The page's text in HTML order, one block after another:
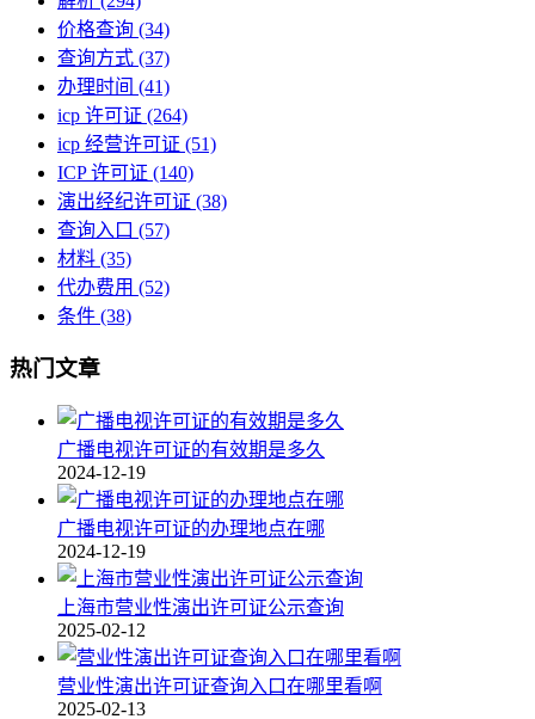
价格查询 (34)
查询方式 (37)
办理时间 (41)
icp 许可证 (264)
icp 经营许可证 (51)
ICP 许可证 (140)
演出经纪许可证 (38)
查询入口 (57)
材料 (35)
代办费用 (52)
条件 (38)
热门文章
广播电视许可证的有效期是多久
2024-12-19
广播电视许可证的办理地点在哪
2024-12-19
上海市营业性演出许可证公示查询
2025-02-12
营业性演出许可证查询入口在哪里看啊
2025-02-13